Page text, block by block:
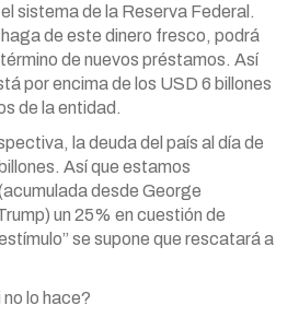
sistema de la Reserva Federal.
de este dinero fresco, podrá
de nuevos préstamos. Así
por encima de los USD 6 billones
de la entidad.
la deuda del país al día de
Así que estamos
desde George
un 25% en cuestión de
se supone que rescatará a
lo hace?